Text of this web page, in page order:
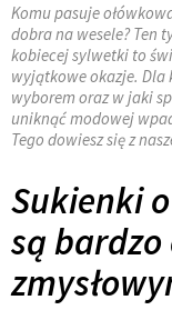
Komu pasuje
dobra na wesele? Ten
kobiecej sylwetki to
wyjątkowe okazje. Dla
wyborem oraz w jaki
uniknąć modowej
Tego dowiesz się z
Sukienki
są bardzo